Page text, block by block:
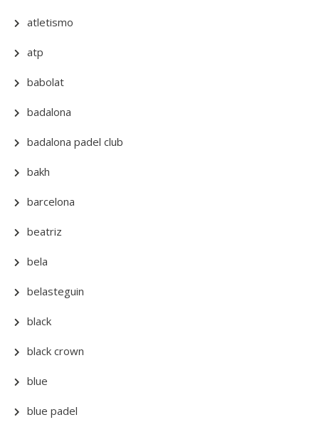
atletismo
atp
babolat
badalona
badalona padel club
bakh
barcelona
beatriz
bela
belasteguin
black
black crown
blue
blue padel